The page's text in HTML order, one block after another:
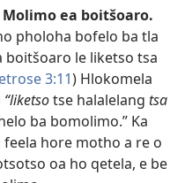
ea boitšoaro.
pholoha bofelo ba tla
boitšoaro le liketso tsa
3:11) Hlokomela
“liketsotse halalelang tsa
ba bomolimo.” Ka
hore motho a re o
oa ho qetela, e be